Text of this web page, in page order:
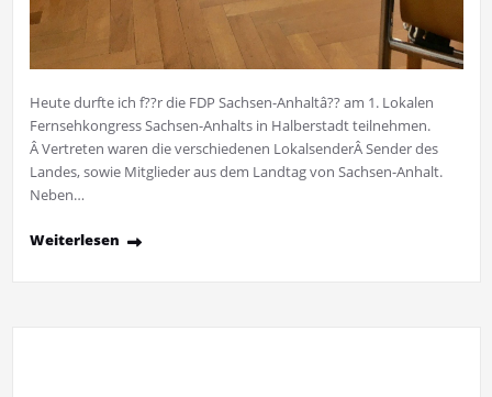
Heute durfte ich f??r die FDP Sachsen-Anhaltâ?? am 1. Lokalen
Fernsehkongress Sachsen-Anhalts in Halberstadt teilnehmen.
Â Vertreten waren die verschiedenen LokalsenderÂ Sender des
Landes, sowie Mitglieder aus dem Landtag von Sachsen-Anhalt.
Neben…
Weiterlesen